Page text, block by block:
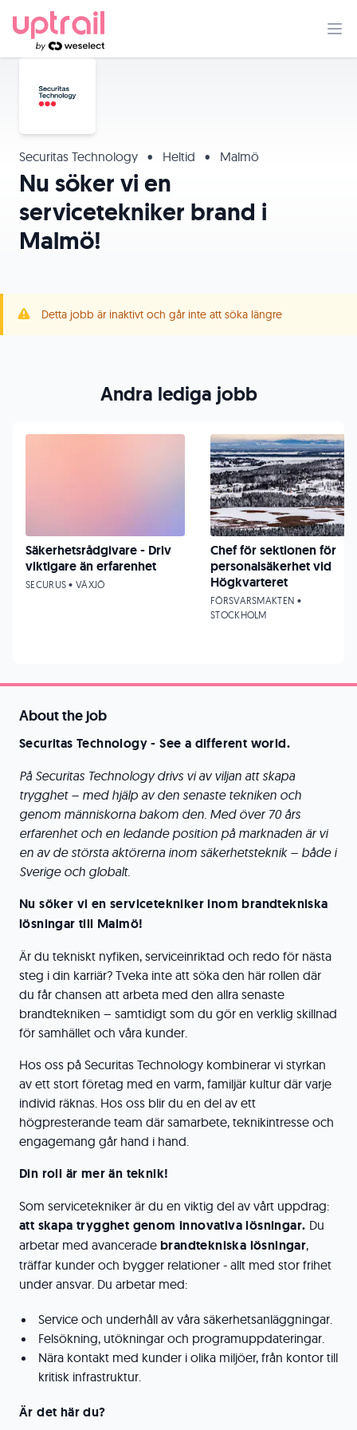
Securitas Technology • Heltid • Malmö
Nu söker vi en
servicetekniker brand i
Malmö!
Detta jobb är inaktivt och går inte att söka längre
About the job
Securitas Technology - See a different world.
På Securitas Technology drivs vi av viljan att skapa
trygghet – med hjälp av den senaste tekniken och
genom människorna bakom den. Med över 70 års
erfarenhet och en ledande position på marknaden är vi
en av de största aktörerna inom säkerhetsteknik – både i
Sverige och globalt.
Nu söker vi en servicetekniker inom brandtekniska
lösningar till Malmö!
Är du tekniskt nyfiken, serviceinriktad och redo för nästa
steg i din karriär? Tveka inte att söka den här rollen där
du får chansen att arbeta med den allra senaste
brandtekniken – samtidigt som du gör en verklig skillnad
för samhället och våra kunder.
Hos oss på Securitas Technology kombinerar vi styrkan
av ett stort företag med en varm, familjär kultur där varje
individ räknas. Hos oss blir du en del av ett
högpresterande team där samarbete, teknikintresse och
engagemang går hand i hand.
Din roll är mer än teknik!
Som servicetekniker är du en viktig del av vårt uppdrag:
att skapa trygghet genom innovativa lösningar. Du
arbetar med avancerade brandtekniska lösningar,
träffar kunder och bygger relationer - allt med stor frihet
under ansvar. Du arbetar med:
Service och underhåll av våra säkerhetsanläggningar.
Felsökning, utökningar och programuppdateringar.
Nära kontakt med kunder i olika miljöer, från kontor till
kritisk infrastruktur.
Är det här du?
Andra lediga jobb
Säkerhetsrådgivare - Driv
viktigare än erfarenhet
SECURUS • VÄXJÖ
Chef för sektionen för
personalsäkerhet vid
Högkvarteret
FÖRSVARSMAKTEN •
STOCKHOLM